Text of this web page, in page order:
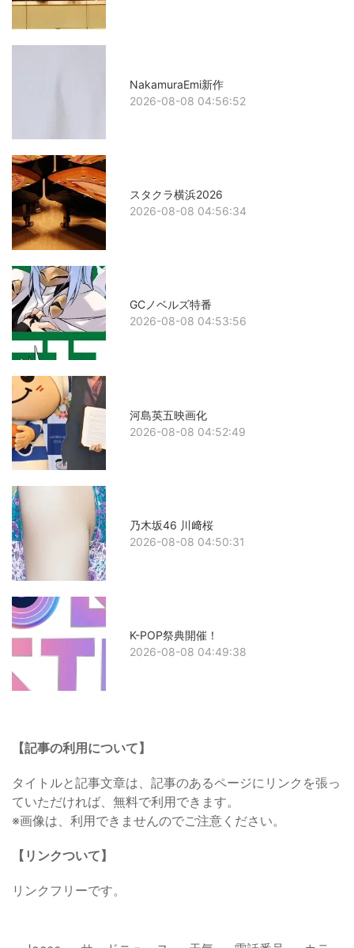
NakamuraEmi新作
2026-08-08 04:56:52
スタクラ横浜2026
2026-08-08 04:56:34
GCノベルズ特番
2026-08-08 04:53:56
河島英五映画化
2026-08-08 04:52:49
乃木坂46 川﨑桜
2026-08-08 04:50:31
K-POP祭典開催！
2026-08-08 04:49:38
【記事の利用について】
タイトルと記事文章は、記事のあるページにリンクを張っ
ていただければ、無料で利用できます。
※画像は、利用できませんのでご注意ください。
【リンクついて】
リンクフリーです。